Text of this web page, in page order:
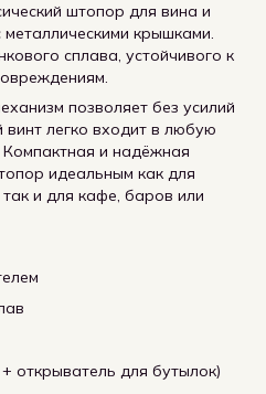
штопор для вина и
крышками.
сплава, устойчивого к
позволяет без усилий
винт легко входит в любую
и надёжная
идеальным как для
и для кафе, баров или
открыватель для бутылок)